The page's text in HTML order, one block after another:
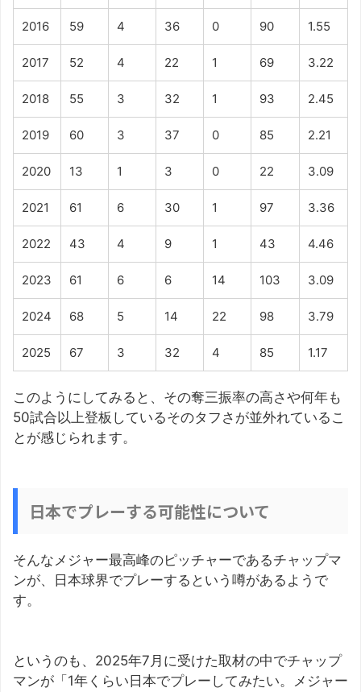
2016 59 4 36 0 90 1.55
2017 52 4 22 1 69 3.22
2018 55 3 32 1 93 2.45
2019 60 3 37 0 85 2.21
2020 13 1 3 0 22 3.09
2021 61 6 30 1 97 3.36
2022 43 4 9 1 43 4.46
2023 61 6 6 14 103 3.09
2024 68 5 14 22 98 3.79
2025 67 3 32 4 85 1.17
このようにしてみると、その奪三振率の高さや何年も
50試合以上登板しているそのタフさが並外れているこ
とが感じられます。
日本でプレーする可能性について
そんなメジャー最高峰のピッチャーであるチャップマ
ンが、日本球界でプレーするという噂があるようで
す。
というのも、2025年7月に受けた取材の中でチャップ
マンが「1年くらい日本でプレーしてみたい。メジャー